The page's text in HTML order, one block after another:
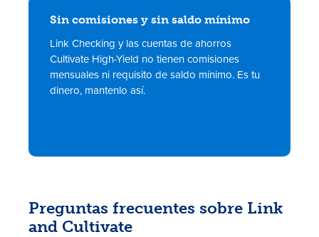
Sin comisiones y sin saldo mínimo
Link Checking y las cuentas de ahorros
Cultivate High-Yield no tienen comisiones
mensuales ni requisito de saldo mínimo. Es tu
dinero, mantenlo así.
Preguntas frecuentes sobre Link
and Cultivate